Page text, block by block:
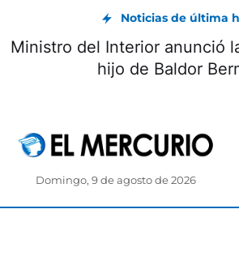
Noticias de última
Ministro del Interior anunció
hijo de Baldor
Domingo, 9 de agosto de 2026